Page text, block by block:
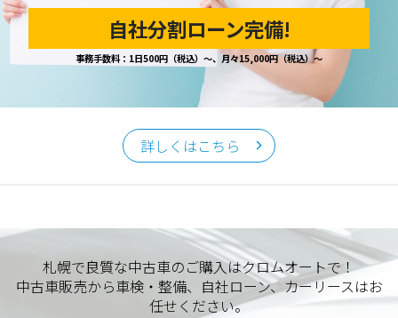
自社分割ローン完備!
事務手数料：1日500円（税込）～、月々15,000円（税込）～
詳しくはこちら
札幌で良質な中古車のご購入はクロムオートで！
中古車販売から車検・整備、自社ローン、カーリースはお
任せください。